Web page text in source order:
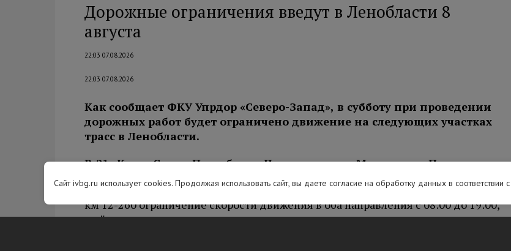
Дорожные ограничения введут в Ленобласти 8
августа
22:03 07.08.2026
22:03 07.08.2026
Как сообщает ФКУ Упрдор «Северо-Запад», в субботу при проведении
дорожных работ будет ограничено движение на следующих участках
трасс в Ленобласти.
Р-21 «Кола» Санкт-Петербург – Петрозаводск – Мурманск – Печенга–
граница с Королевством Норвегия:
км 12-260 ограничение скорости движения в оба направления с 08:00 до 19:00,
мойка, очистка, ремонт, выправка, установка дорожных знаков;
Сайт ivbg.ru использует cookies. Продолжая использовать сайт, вы даете согласие на обработку данных в соответствии с